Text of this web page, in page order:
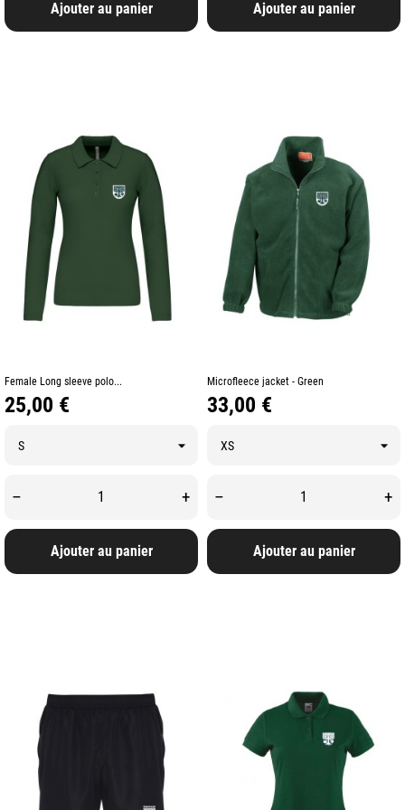
Ajouter au panier Ajouter au panier
Female Long sleeve polo...
Prix
25,00 €
– +
Ajouter au panier
Microfleece jacket - Green
Prix
33,00 €
– +
Ajouter au panier